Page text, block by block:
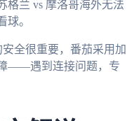
格兰 vs 摩洛哥海外无法
。
全很重要，番茄采用加
——遇到连接问题，专